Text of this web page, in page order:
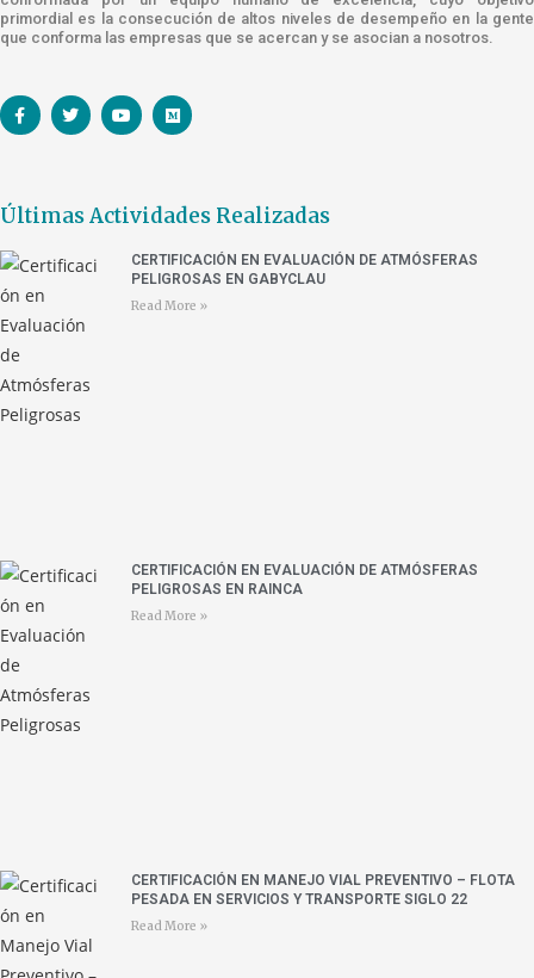
primordial es la consecución de altos niveles de desempeño en la gente
que conforma las empresas que se acercan y se asocian a nosotros.
Últimas Actividades Realizadas
CERTIFICACIÓN EN EVALUACIÓN DE ATMÓSFERAS
PELIGROSAS EN GABYCLAU
Read More »
CERTIFICACIÓN EN EVALUACIÓN DE ATMÓSFERAS
PELIGROSAS EN RAINCA
Read More »
CERTIFICACIÓN EN MANEJO VIAL PREVENTIVO – FLOTA
PESADA EN SERVICIOS Y TRANSPORTE SIGLO 22
Read More »